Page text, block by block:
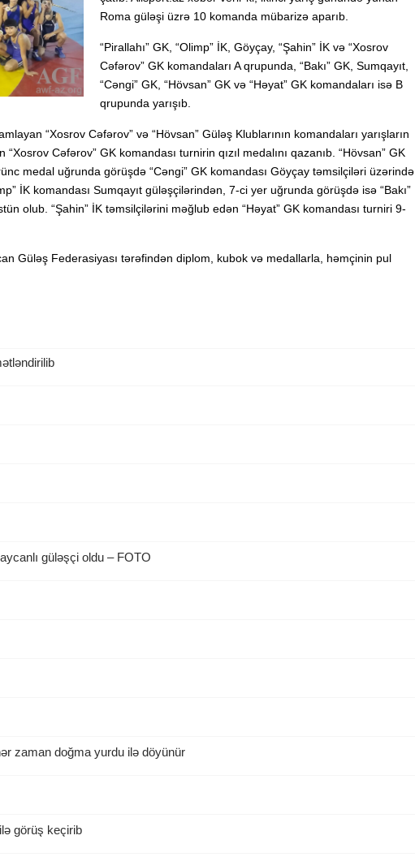
Roma güləşi üzrə 10 komanda mübarizə aparıb.
“Pirallahı” GK, “Olimp” İK, Göyçay, “Şahin” İK və “Xosrov
Cəfərov” GK komandaları A qrupunda, “Bakı” GK, Sumqayıt,
“Cəngi” GK, “Hövsan” GK və “Həyat” GK komandaları isə B
qrupunda yarışıb.
“Xosrov Cəfərov” və “Hövsan” Güləş Klublarının komandaları yarışların
Cəfərov” GK komandası turnirin qızıl medalını qazanıb. “Hövsan” GK
medal uğrunda görüşdə “Cəngi” GK komandası Göyçay təmsilçiləri üzərində
İK komandası Sumqayıt güləşçilərindən, 7-ci yer uğrunda görüşdə isə “Bakı”
olub. “Şahin” İK təmsilçilərini məğlub edən “Həyat” GK komandası turniri 9-
Güləş Federasiyası tərəfindən diplom, kubok və medallarla, həmçinin pul
güləşçi oldu – FOTO
zaman doğma yurdu ilə döyünür
görüş keçirib